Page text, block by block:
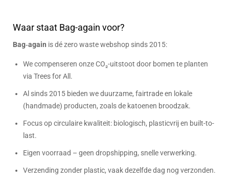
Waar staat Bag-again voor?
Bag‑again is dé zero waste webshop sinds 2015:
We compenseren onze CO₂-uitstoot door bomen te planten
via Trees for All.
Al sinds 2015 bieden we duurzame, fairtrade en lokale
(handmade) producten, zoals de katoenen broodzak.
Focus op circulaire kwaliteit: biologisch, plasticvrij en built-to-
last.
Eigen voorraad – geen dropshipping, snelle verwerking.
Verzending zonder plastic, vaak dezelfde dag nog verzonden.